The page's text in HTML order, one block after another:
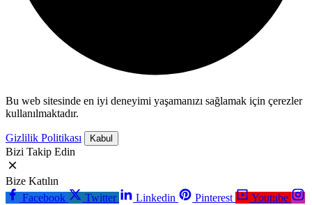
Bu web sitesinde en iyi deneyimi yaşamanızı sağlamak için çerezler
kullanılmaktadır.
Gizlilik Politikası Kabul
Bizi Takip Edin
Bize Katılın
Facebook
Twitter Linkedin Pinterest
Youtube